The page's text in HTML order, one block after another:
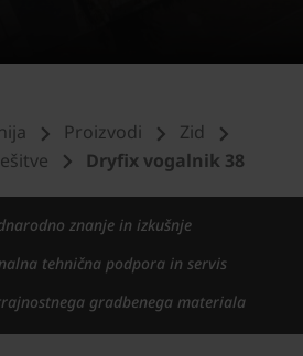
Proizvodi
Zid
Dryfix vogalnik 38
znanje in izkušnje
tehnična podpora in servis
gradbenega materiala